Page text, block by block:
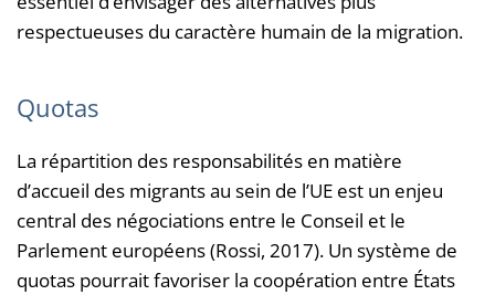
respectueuses du caractère humain de la migration.
Quotas
La répartition des responsabilités en matière
d’accueil des migrants au sein de l’UE est un enjeu
central des négociations entre le Conseil et le
Parlement européens (Rossi, 2017). Un système de
quotas pourrait favoriser la coopération entre États